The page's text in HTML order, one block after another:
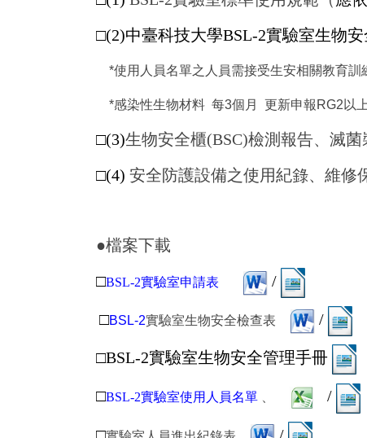
□(2)中臺科技大學BSL-2實驗室生物
*使用人員名單之人員需接受生安相關教育訓
*感染性生物材料 每3個月 更新申報RG2以
□(3)生物安全櫃(BSC)檢測報告、滅菌
□(4) 安全防護設備之使用紀錄、維修
●檔案下載
□BSL-2實驗室申請表 /
□BSL-2實驗室生物安全檢查表 /
□BSL-2實驗室生物安全管理手冊
□BSL-2實驗室使用人員名單 、 /